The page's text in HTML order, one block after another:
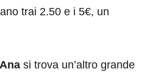
trai 2.50 e i 5€, un
si trova un’altro grande